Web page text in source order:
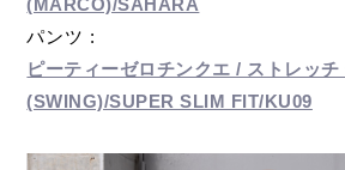
(MARCO)/SAHARA
パンツ :
ピーティーゼロチンクエ / ストレッ
(SWING)/SUPER SLIM FIT/KU09